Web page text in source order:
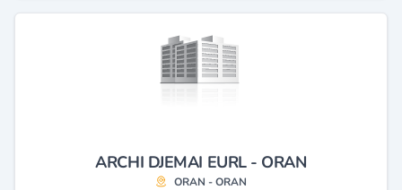
ARCHI DJEMAI EURL - ORAN
ORAN - ORAN